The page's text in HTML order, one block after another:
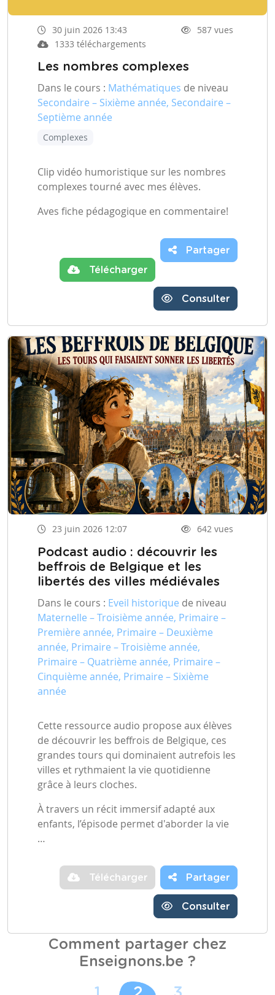
30 juin 2026 13:43
587 vues
1333 téléchargements
Les nombres complexes
Dans le cours : Mathématiques de niveau
Secondaire – Sixième année, Secondaire –
Septième année
Complexes
Clip vidéo humoristique sur les nombres
complexes tourné avec mes élèves.
Aves fiche pédagogique en commentaire!
Télécharger
Partager
Consulter
23 juin 2026 12:07 642 vues
Podcast audio : découvrir les
beffrois de Belgique et les
libertés des villes médiévales
Dans le cours : Eveil historique de niveau
Maternelle – Troisième année, Primaire –
Première année, Primaire – Deuxième
année, Primaire – Troisième année,
Primaire – Quatrième année, Primaire –
Cinquième année, Primaire – Sixième
année
Cette ressource audio propose aux élèves
de découvrir les beffrois de Belgique, ces
grandes tours qui dominaient autrefois les
villes et rythmaient la vie quotidienne
grâce à leurs cloches.
À travers un récit immersif adapté aux
enfants, l’épisode permet d'aborder la vie
…
Télécharger Partager
Consulter
Comment partager chez
Enseignons.be ?